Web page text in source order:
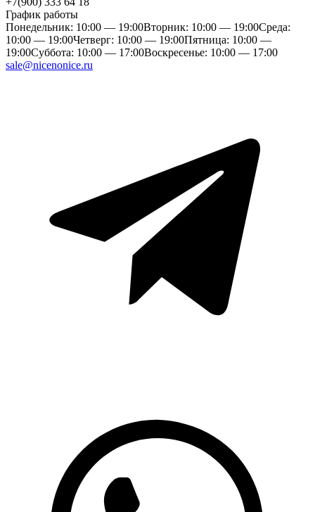
График работы
Понедельник: 10:00 — 19:00Вторник: 10:00 — 19:00Среда:
10:00 — 19:00Четверг: 10:00 — 19:00Пятница: 10:00 —
19:00Суббота: 10:00 — 17:00Воскресенье: 10:00 — 17:00
sale@nicenonice.ru